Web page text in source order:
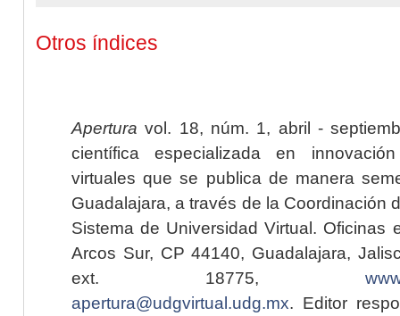
Otros índices
Apertura vol. 18, núm. 1, abril -
científica especializada en
virtuales que se publica de manera
Guadalajara, a través de la Coordinación
Sistema de Universidad Virtual. Oficinas
Arcos Sur, CP 44140, Guadalajara,
ext. 18775,
apertura@udgvirtual.udg.mx. Editor